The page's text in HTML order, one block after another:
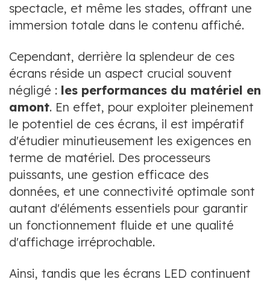
spectacle, et même les stades, offrant une
immersion totale dans le contenu affiché.
Cependant, derrière la splendeur de ces
écrans réside un aspect crucial souvent
négligé : les performances du matériel en
amont. En effet, pour exploiter pleinement
le potentiel de ces écrans, il est impératif
d'étudier minutieusement les exigences en
terme de matériel. Des processeurs
puissants, une gestion efficace des
données, et une connectivité optimale sont
autant d'éléments essentiels pour garantir
un fonctionnement fluide et une qualité
d'affichage irréprochable.
Ainsi, tandis que les écrans LED continuent